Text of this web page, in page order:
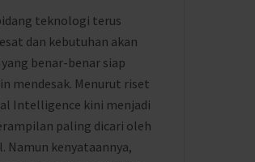
teknologi terus
dan kebutuhan akan
benar-benar siap
mendesak. Menurut riset
Intelligence kini menjadi
paling dicari oleh
Namun kenyataannya,